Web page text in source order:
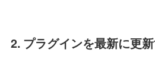
2. プラグインを最新に更